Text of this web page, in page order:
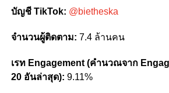
บัญชี TikTok: @bietheska
จำนวนผู้ติดตาม: 7.4 ล้านคน
เรท Engagement (คำนวณจาก
20 อันล่าสุด): 9.11%